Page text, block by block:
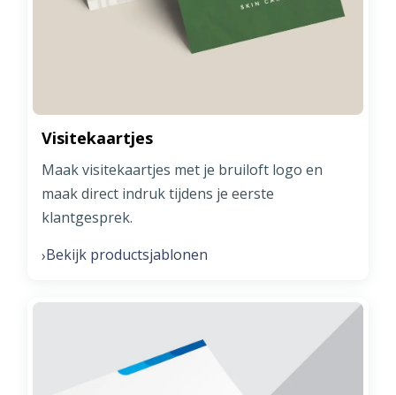
Visitekaartjes
Maak visitekaartjes met je bruiloft logo en
maak direct indruk tijdens je eerste
klantgesprek.
›Bekijk productsjablonen